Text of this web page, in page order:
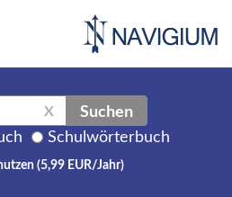
X Suchen
Schulwörterbuch
(5,99 EUR/Jahr)